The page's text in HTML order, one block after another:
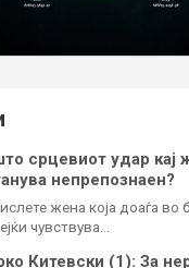
срцевиот удар кај
непрепознаен?
жена која доаѓа
чувствува…
Китевски (1): За